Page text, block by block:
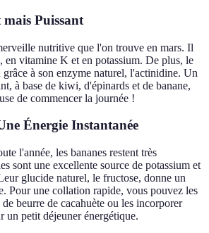
Puissant
nutritive que l'on trouve en mars. Il
en vitamine K et en potassium. De plus, le
à son enzyme naturel, l'actinidine. Un
à base de kiwi, d'épinards et de banane,
de commencer la journée !
Énergie Instantanée
l'année, les bananes restent très
sont une excellente source de potassium et
glucide naturel, le fructose, donne un
Pour une collation rapide, vous pouvez les
beurre de cacahuète ou les incorporer
un petit déjeuner énergétique.